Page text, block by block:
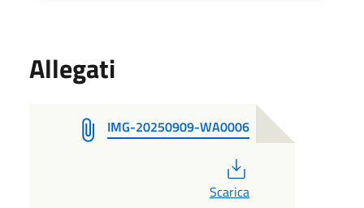
Allegati
IMG-20250909-WA0006
Scarica